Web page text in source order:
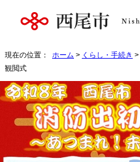
現在の位置： ホーム > くらし・手続き >
観閲式